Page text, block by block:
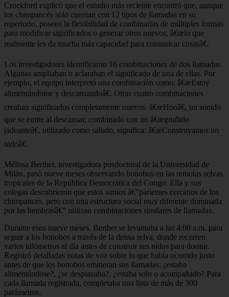
Crockford explicó que el estudio más reciente encontró que, aunque
los chimpancés solo cuentan con 12 tipos de llamadas en su
repertorio, poseen la flexibilidad de combinarlas de múltiples formas
para modificar significados o generar otros nuevos, â€œlo que
realmente les da mucha más capacidad para comunicar cosasâ€.
Los investigadores identificaron 16 combinaciones de dos llamadas.
Algunas ampliaban o aclaraban el significado de una de ellas. Por
ejemplo, el equipo interpretó una combinación como: â€œEstoy
alimentándome y descansandoâ€. Otras cuatro combinaciones
creaban significados completamente nuevos. â€œHooâ€, un sonido
que se emite al descansar, combinado con un â€œgruñido
jadeanteâ€, utilizado como saludo, significa: â€œConstruyamos un
nidoâ€.
Mélissa Berthet, investigadora posdoctoral de la Universidad de
Milán, pasó nueve meses observando bonobos en las remotas selvas
tropicales de la República Democrática del Congo. Ella y sus
colegas descubrieron que estos simios â€”parientes cercanos de los
chimpancés, pero con una estructura social muy diferente dominada
por las hembrasâ€” utilizan combinaciones similares de llamadas.
Durante esos nueve meses, Berthet se levantaba a las 4:00 a.m. para
seguir a los bonobos a través de la densa selva, donde recorren
varios kilómetros al día antes de construir sus nidos para dormir.
Registró detalladas notas de voz sobre lo que había ocurrido justo
antes de que los bonobos emitieran sus llamadas: ¿estaba
alimentándose?, ¿se desplazaba?, ¿estaba solo o acompañado? Para
cada llamada registrada, completaba una lista de más de 300
parámetros.